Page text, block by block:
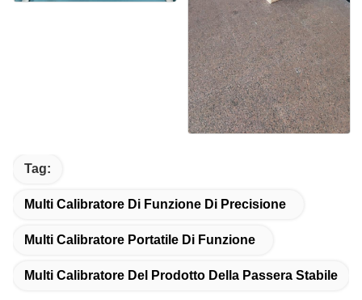
Tag:
Multi Calibratore Di Funzione Di Precisione
Multi Calibratore Portatile Di Funzione
Multi Calibratore Del Prodotto Della Passera Stabile